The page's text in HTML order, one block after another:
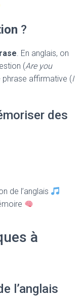
?
. En anglais, on
(Are you
phrase affirmative (I
des
de l’anglais
à
l’anglais